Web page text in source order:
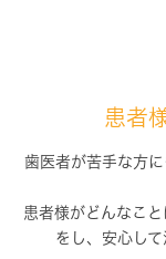
患者
歯医者が苦手な方
患者様がどんなこ
をし、 安心し